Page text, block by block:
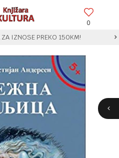
0
IZNOSE PREKO 150KM!